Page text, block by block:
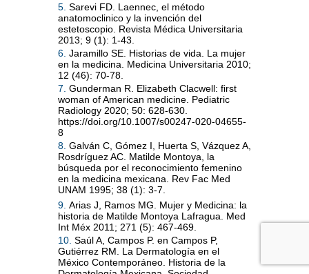
5. Sarevi FD. Laennec, el método
anatomoclinico y la invención del
estetoscopio. Revista Médica Universitaria
2013; 9 (1): 1-43.
6. Jaramillo SE. Historias de vida. La mujer
en la medicina. Medicina Universitaria 2010;
12 (46): 70-78.
7. Gunderman R. Elizabeth Clacwell: first
woman of American medicine. Pediatric
Radiology 2020; 50: 628-630.
https://doi.org/10.1007/s00247-020-04655-
8
8. Galván C, Gómez I, Huerta S, Vázquez A,
Rosdríguez AC. Matilde Montoya, la
búsqueda por el reconocimiento femenino
en la medicina mexicana. Rev Fac Med
UNAM 1995; 38 (1): 3-7.
9. Arias J, Ramos MG. Mujer y Medicina: la
historia de Matilde Montoya Lafragua. Med
Int Méx 2011; 271 (5): 467-469.
10. Saúl A, Campos P. en Campos P,
Gutiérrez RM. La Dermatología en el
México Contemporáneo. Historia de la